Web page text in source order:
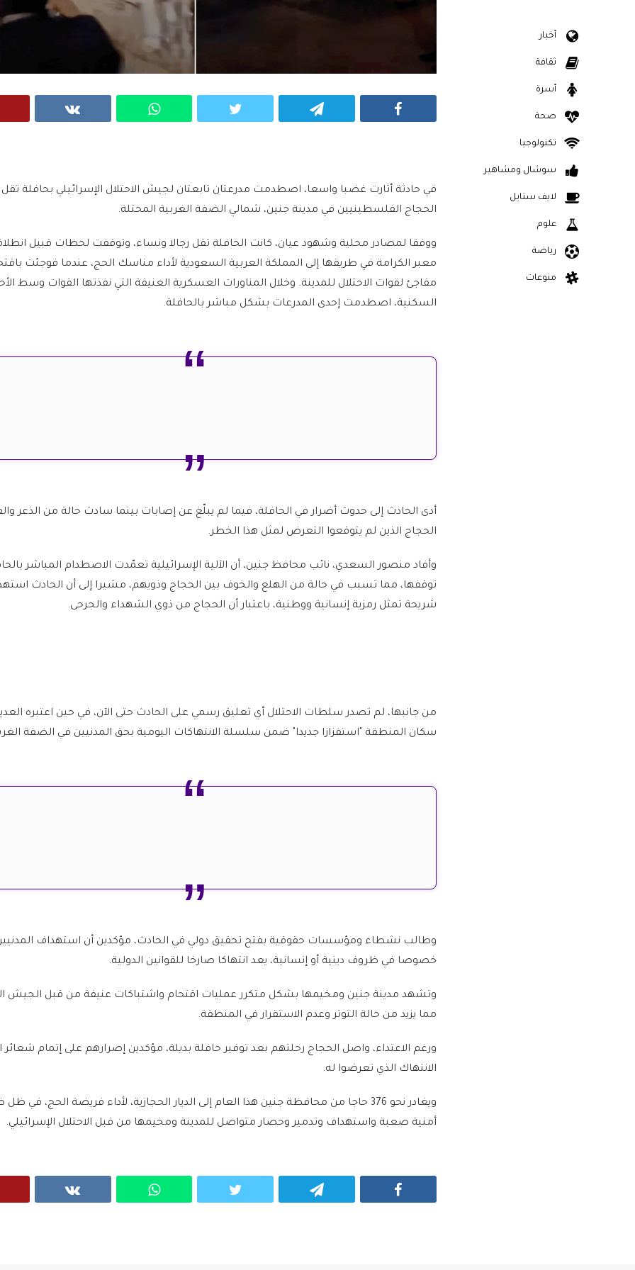
في حادثة أثارت غضبا واسعا، اصطدمت مدرعتان تابعتان لجيش الاحتلال الإسرائيلي بحافلة
الحجاج الفلسطينيين في مدينة جنين، شمالي الضفة الغربية المحتلة.
ووفقا لمصادر محلية وشهود عيان، كانت الحافلة تقل رجالا ونساء، وتوقفت لحظات قبيل
معبر الكرامة في طريقها إلى المملكة العربية السعودية لأداء مناسك الحج، عندما فوجئت
مفاجئ لقوات الاحتلال للمدينة. وخلال المناورات العسكرية العنيفة التي نفذتها القوات وسط
السكنية، اصطدمت إحدى المدرعات بشكل مباشر بالحافلة.
أدى الحادث إلى حدوث أضرار في الحافلة، فيما لم يبلّغ عن إصابات بينما سادت حالة من الذعر
الحجاج الذين لم يتوقعوا التعرض لمثل هذا الخطر.
وأفاد منصور السعدي، نائب محافظ جنين، أن الآلية الإسرائيلية تعمّدت الاصطدام المباشر
توقفها، مما تسبب في حالة من الهلع والخوف بين الحجاج وذويهم، مشيرا إلى أن الحادث
شريحة تمثل رمزية إنسانية ووطنية، باعتبار أن الحجاج من ذوي الشهداء والجرحى.
من جانبها، لم تصدر سلطات الاحتلال أي تعليق رسمي على الحادث حتى الآن، في حين اعتبره
سكان المنطقة "استفزازا جديدا" ضمن سلسلة الانتهاكات اليومية بحق المدنيين في الضفة
وطالب نشطاء ومؤسسات حقوقية بفتح تحقيق دولي في الحادث، مؤكدين أن استهداف
خصوصا في ظروف دينية أو إنسانية، يعد انتهاكا صارخا للقوانين الدولية.
وتشهد مدينة جنين ومخيمها بشكل متكرر عمليات اقتحام واشتباكات عنيفة من قبل الجيش
مما يزيد من حالة التوتر وعدم الاستقرار في المنطقة.
ورغم الاعتداء، واصل الحجاج رحلتهم بعد توفير حافلة بديلة، مؤكدين إصرارهم على إتمام شعائر
الانتهاك الذي تعرضوا له.
ويغادر نحو 376 حاجا من محافظة جنين هذا العام إلى الديار الحجازية، لأداء فريضة الحج، في
أمنية صعبة واستهداف وتدمير وحصار متواصل للمدينة ومخيمها من قبل الاحتلال الإسرائيلي.
أخبار
ثقافة
أسرة
صحة
تكنولوجيا
سوشال ومشاهير
لايف ستايل
علوم
رياضة
منوعات